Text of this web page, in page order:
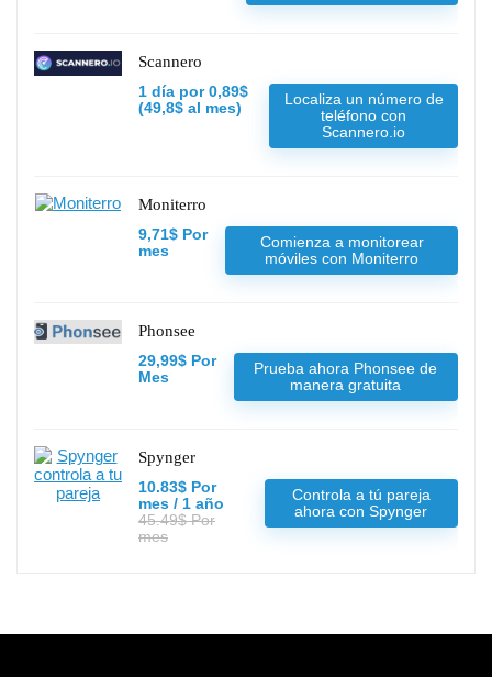
Scannero
1 día por 0,89$
(49,8$ al mes)
Localiza un número de
teléfono con
Scannero.io
Moniterro
9,71$ Por
mes
Comienza a monitorear
móviles con Moniterro
Phonsee
29,99$ Por
Mes
Prueba ahora Phonsee de
manera gratuita
Spynger
10.83$ Por
mes / 1 año
45.49$ Por
mes
Controla a tú pareja
ahora con Spynger